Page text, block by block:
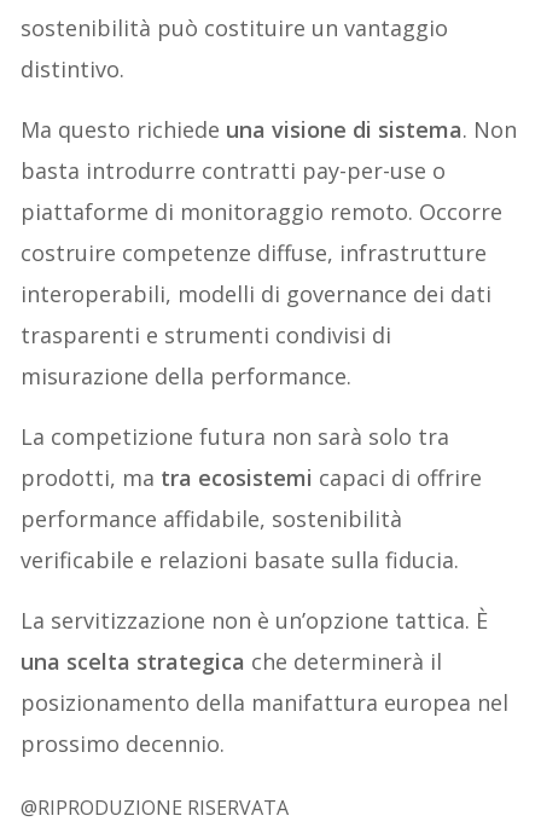
sostenibilità può costituire un vantaggio
distintivo.
Ma questo richiede una visione di sistema. Non
basta introdurre contratti pay-per-use o
piattaforme di monitoraggio remoto. Occorre
costruire competenze diffuse, infrastrutture
interoperabili, modelli di governance dei dati
trasparenti e strumenti condivisi di
misurazione della performance.
La competizione futura non sarà solo tra
prodotti, ma tra ecosistemi capaci di offrire
performance affidabile, sostenibilità
verificabile e relazioni basate sulla fiducia.
La servitizzazione non è un’opzione tattica. È
una scelta strategica che determinerà il
posizionamento della manifattura europea nel
prossimo decennio.
@RIPRODUZIONE RISERVATA